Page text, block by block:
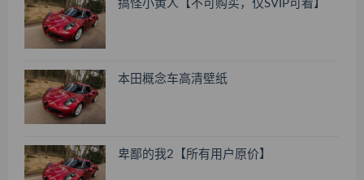
搞怪小黄人【不可购买，仅SVIP可看】
本田概念车高清壁纸
卑鄙的我2【所有用户原价】